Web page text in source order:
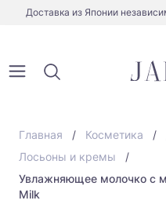
Доставка из Японии
Главная Косметика
Лосьоны и кремы
Увлажняющее молочко с
Milk